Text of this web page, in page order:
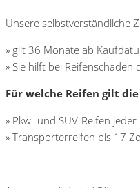
Unsere selbstverständliche
» gilt 36 Monate ab
» Sie hilft bei
Für welche Reifen gilt
» Pkw- und SUV-Reifen
» Transporterreifen bis 17